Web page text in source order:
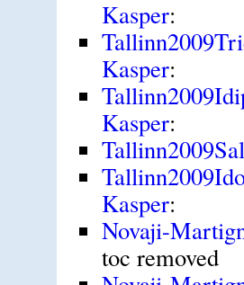
Kasper:
Kasper:
Kasper:
Kasper:
Novaji-
toc removed